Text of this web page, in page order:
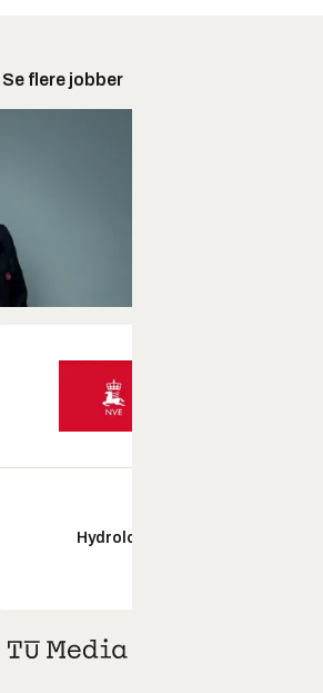
Se flere jobber
Hydrolog